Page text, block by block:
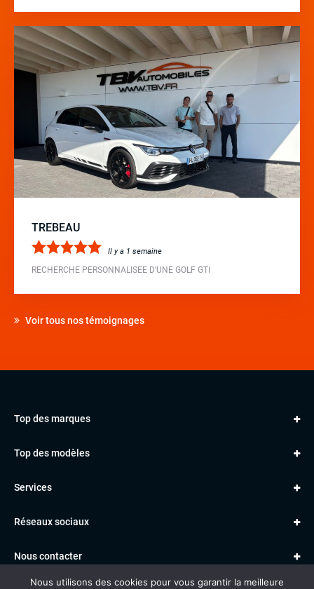
TREBEAU
Il y a 1 semaine
RECHERCHE PERSONNALISEE D’UNE GOLF GTI
Voir tous nos témoignages
Top des marques
VOLKSWAGEN
BMW
Top des modèles
Classe A
A3
Services
Le garage TBV
Location TBV
Réseaux sociaux
Nous contacter
Nous utilisons des cookies pour vous garantir la meilleure